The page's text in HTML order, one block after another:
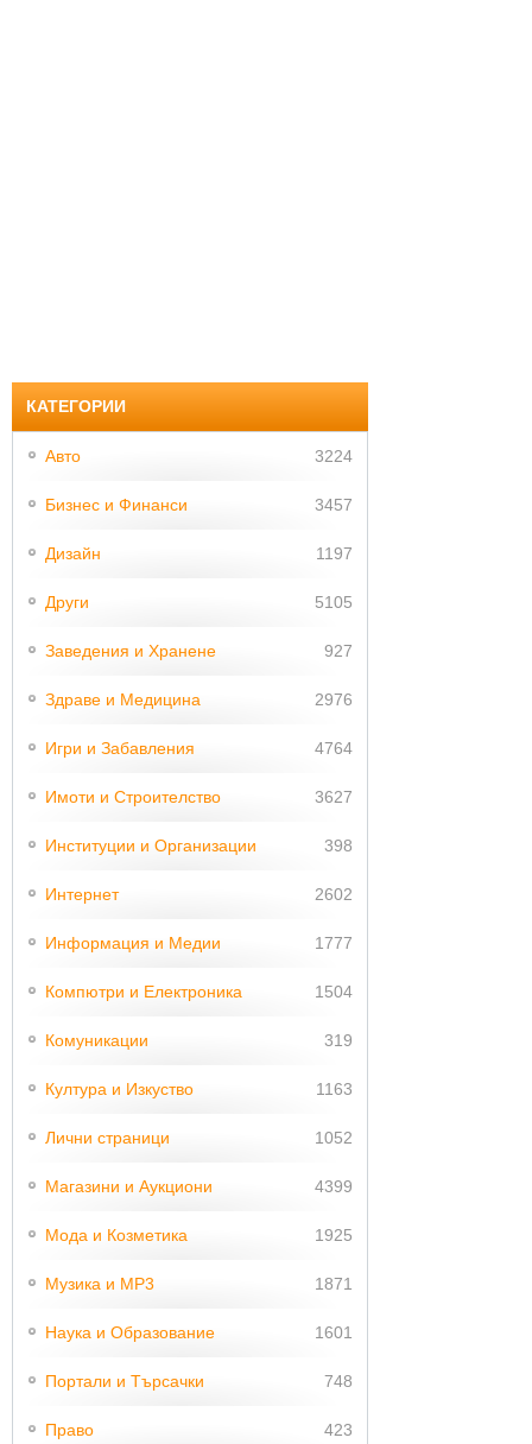
КАТЕГОРИИ
Авто 3224
Бизнес и Финанси 3457
Дизайн 1197
Други 5105
Заведения и Хранене 927
Здраве и Медицина 2976
Игри и Забавления 4764
Имоти и Строителство 3627
Институции и Организации 398
Интернет 2602
Информация и Медии 1777
Компютри и Електроника 1504
Комуникации 319
Култура и Изкуство 1163
Лични страници 1052
Магазини и Аукциони 4399
Мода и Козметика 1925
Музика и MP3 1871
Наука и Образование 1601
Портали и Търсачки 748
Право 423